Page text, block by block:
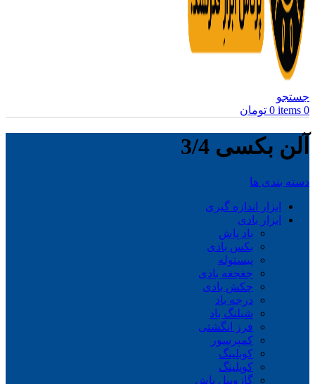
جستجو
0
items
0 تومان
آلن بکسی 3/4
دسته بندی ها
ابزار اندازه گیری
ابزار بادی
باد پاش
بکس بادی
پیستوله
جغجغه بادی
چکش بادی
درجه باد
شیلنگ باد
فرز انگشتی
کمپرسور
کوبلینگ
کوپلینگ
گازوییل پاش